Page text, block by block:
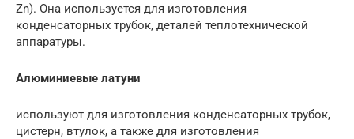
Zn). Она используется для изготовления
конденсаторных трубок, деталей теплотехнической
аппаратуры.
Алюминиевые латуни
используют для изготовления конденсаторных трубок,
цистерн, втулок, а также для изготовления